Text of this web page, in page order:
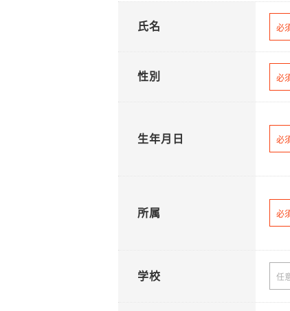
氏名 必
性別 必
生年月日 必
所属 必
学校 任